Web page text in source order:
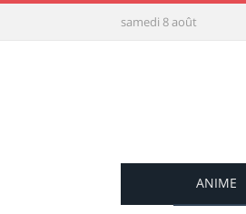
samedi 8 août
ANIME